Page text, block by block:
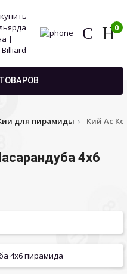
0
для пирамиды Кий Ас
4х6